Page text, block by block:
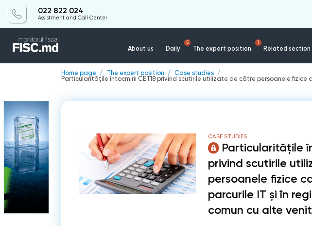
022 822 024
Assistment and Call Center
About us Daily
5
The expert position
1
Related section
Home page The expert position
Case studies
Particularitățile întocmirii CET18 privind scutirile utilizate de către persoanele fizice
CASE STUDIES
Particularitățile
privind scutirile
persoanele fizice
parcurile IT și în
comun cu alte